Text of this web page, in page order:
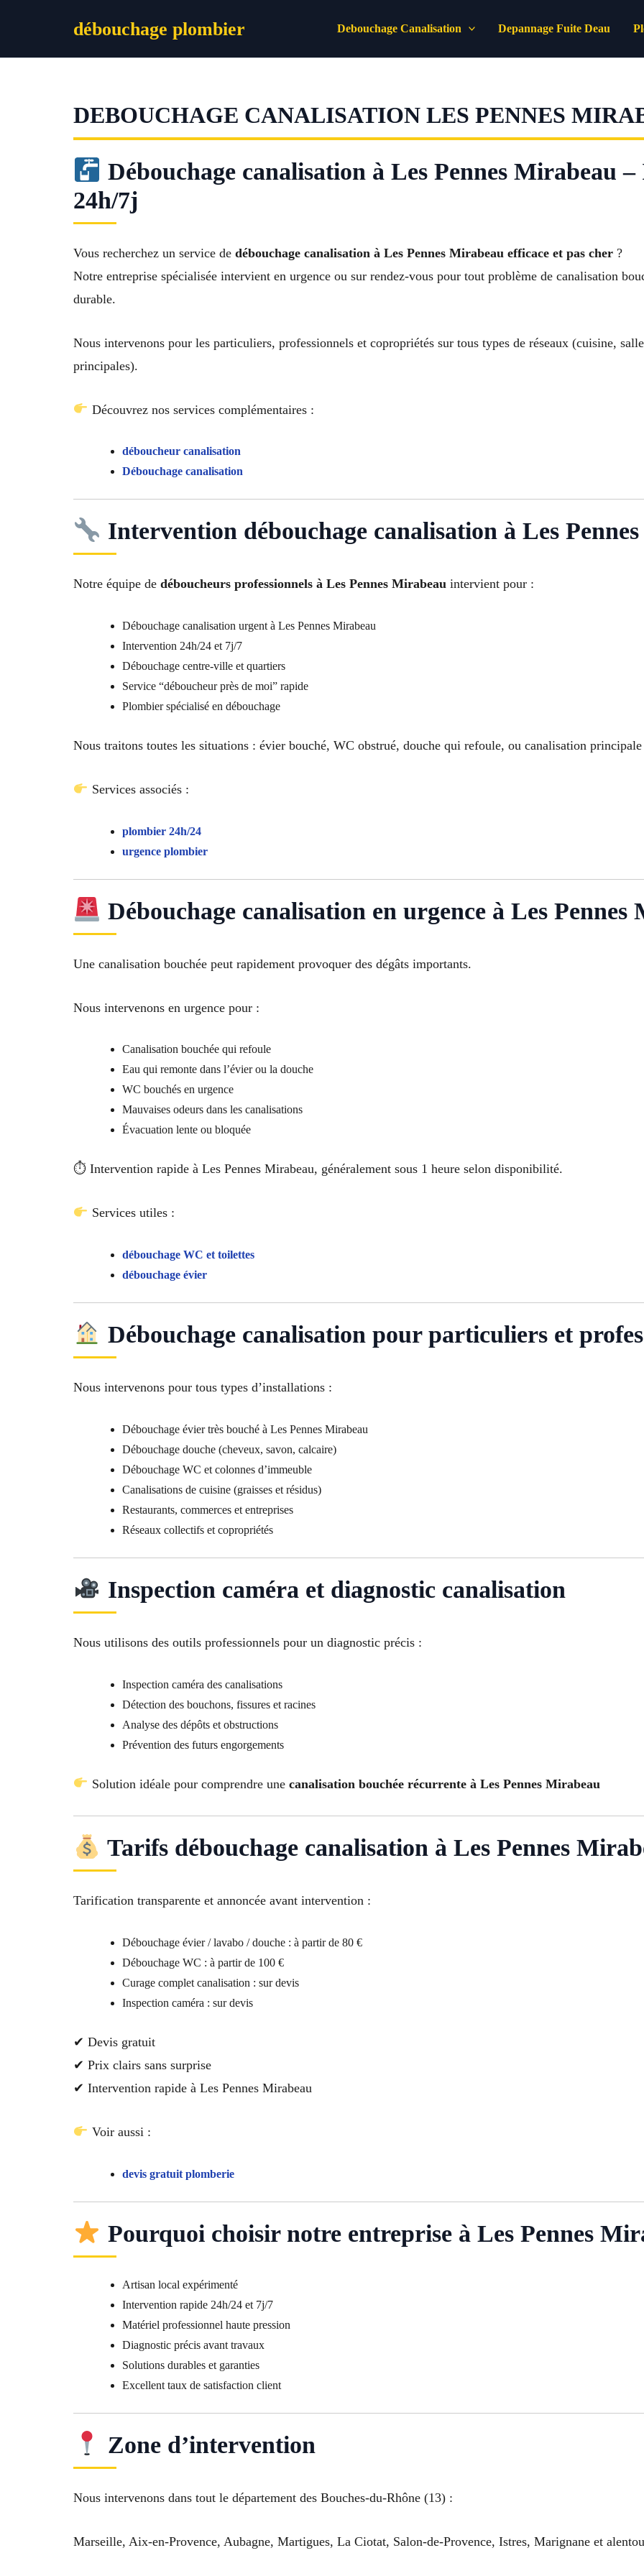
débouchage plombier Debouchage Canalisation Depannage Fuite Deau
DEBOUCHAGE CANALISATION LES PENNES
Débouchage canalisation à Les Pennes Mirabeau
24h/7j
Vous recherchez un service de débouchage canalisation à Les Pennes Mirabeau efficace et pas cher ?
Notre entreprise spécialisée intervient en urgence ou sur rendez-vous pour tout problème de canalisation
durable.
Nous intervenons pour les particuliers, professionnels et copropriétés sur tous types de réseaux (cuisine,
principales).
Découvrez nos services complémentaires :
déboucheur canalisation
Débouchage canalisation
Intervention débouchage canalisation à Les
Notre équipe de déboucheurs professionnels à Les Pennes Mirabeau intervient pour :
Débouchage canalisation urgent à Les Pennes Mirabeau
Intervention 24h/24 et 7j/7
Débouchage centre-ville et quartiers
Service “déboucheur près de moi” rapide
Plombier spécialisé en débouchage
Nous traitons toutes les situations : évier bouché, WC obstrué, douche qui refoule, ou canalisation principale
Services associés :
plombier 24h/24
urgence plombier
Débouchage canalisation en urgence à Les Pennes
Une canalisation bouchée peut rapidement provoquer des dégâts importants.
Nous intervenons en urgence pour :
Canalisation bouchée qui refoule
Eau qui remonte dans l’évier ou la douche
WC bouchés en urgence
Mauvaises odeurs dans les canalisations
Évacuation lente ou bloquée
⏱ Intervention rapide à Les Pennes Mirabeau, généralement sous 1 heure selon disponibilité.
Services utiles :
débouchage WC et toilettes
débouchage évier
Débouchage canalisation pour particuliers et
Nous intervenons pour tous types d’installations :
Débouchage évier très bouché à Les Pennes Mirabeau
Débouchage douche (cheveux, savon, calcaire)
Débouchage WC et colonnes d’immeuble
Canalisations de cuisine (graisses et résidus)
Restaurants, commerces et entreprises
Réseaux collectifs et copropriétés
Inspection caméra et diagnostic canalisation
Nous utilisons des outils professionnels pour un diagnostic précis :
Inspection caméra des canalisations
Détection des bouchons, fissures et racines
Analyse des dépôts et obstructions
Prévention des futurs engorgements
Solution idéale pour comprendre une canalisation bouchée récurrente à Les Pennes Mirabeau
Tarifs débouchage canalisation à Les Pennes
Tarification transparente et annoncée avant intervention :
Débouchage évier / lavabo / douche : à partir de 80 €
Débouchage WC : à partir de 100 €
Curage complet canalisation : sur devis
Inspection caméra : sur devis
✔ Devis gratuit
✔ Prix clairs sans surprise
✔ Intervention rapide à Les Pennes Mirabeau
Voir aussi :
devis gratuit plomberie
Pourquoi choisir notre entreprise à Les Pennes
Artisan local expérimenté
Intervention rapide 24h/24 et 7j/7
Matériel professionnel haute pression
Diagnostic précis avant travaux
Solutions durables et garanties
Excellent taux de satisfaction client
Zone d’intervention
Nous intervenons dans tout le département des Bouches-du-Rhône (13) :
Marseille, Aix-en-Provence, Aubagne, Martigues, La Ciotat, Salon-de-Provence, Istres, Marignane et